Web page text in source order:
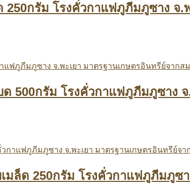
กรัม โรงคั่วกาแฟภูภีมภูซาง จ.
500กรัม โรงคั่วกาแฟภูภีมภูซาง
ล็ด 250กรัม โรงคั่วกาแฟภูภีมภูซ